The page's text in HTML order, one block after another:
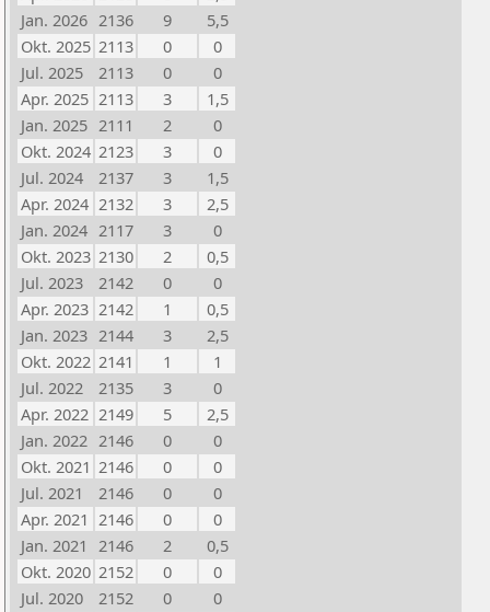
Jan. 2026 2136 9
5,5
Okt. 2025 2113 0
0
Jul. 2025
2113 0
0
Apr. 2025 2113 3
1,5
Jan. 2025 2111 2
0
Okt. 2024 2123 3
0
Jul. 2024
2137 3
1,5
Apr. 2024 2132 3
2,5
Jan. 2024 2117 3
0
Okt. 2023 2130 2
0,5
Jul. 2023
2142 0
0
Apr. 2023 2142 1
0,5
Jan. 2023 2144 3
2,5
Okt. 2022 2141 1
1
Jul. 2022
2135 3
0
Apr. 2022 2149 5
2,5
Jan. 2022 2146 0
0
Okt. 2021 2146 0
0
Jul. 2021
2146 0
0
Apr. 2021 2146 0
0
Jan. 2021 2146 2
0,5
Okt. 2020 2152 0
0
Jul. 2020
2152 0
0